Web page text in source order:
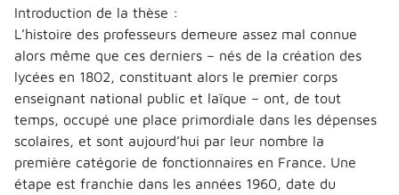
Introduction de la thèse :
L’histoire des professeurs demeure assez mal connue
alors même que ces derniers – nés de la création des
lycées en 1802, constituant alors le premier corps
enseignant national public et laïque – ont, de tout
temps, occupé une place primordiale dans les dépenses
scolaires, et sont aujourd’hui par leur nombre la
première catégorie de fonctionnaires en France. Une
étape est franchie dans les années 1960, date du